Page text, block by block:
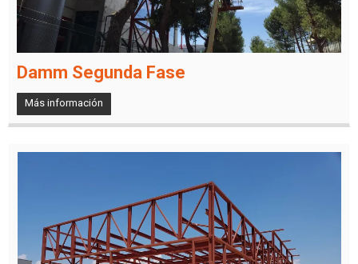
Damm Segunda Fase
Más información